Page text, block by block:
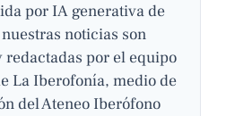
por IA generativa de
noticias son
redactadas por el equipo
La Iberofonía, medio de
del Ateneo Iberófono